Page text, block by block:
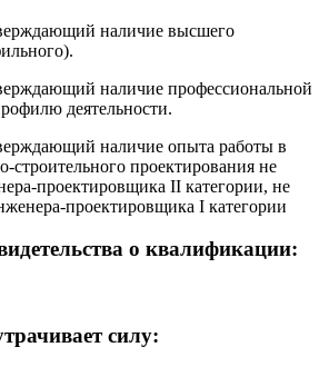
наличие высшего
наличие профессиональной
деятельности.
наличие опыта работы в
строительного проектирования не
проектировщика II категории, не
проектировщика I категории
о квалификации:
силу: